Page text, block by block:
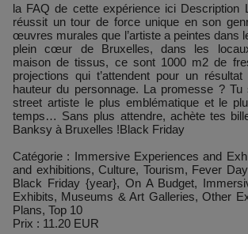
la FAQ de cette expérience ici Description
réussit un tour de force unique en son
œuvres murales que l’artiste a peintes dans
plein cœur de Bruxelles, dans les
maison de tissus, ce sont 1000 m2 de
projections qui t’attendent pour un
hauteur du personnage. La promesse ?
street artiste le plus emblématique et le
temps… Sans plus attendre, achète tes
Banksy à Bruxelles !Black Friday
Catégorie : Immersive Experiences and
and exhibitions, Culture, Tourism, Fever
Black Friday {year}, On A Budget,
Exhibits, Museums & Art Galleries, Other
Plans, Top 10
Prix : 11.20 EUR